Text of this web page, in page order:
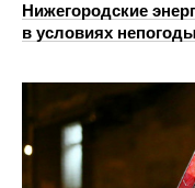
Нижегородские
в условиях непогоды